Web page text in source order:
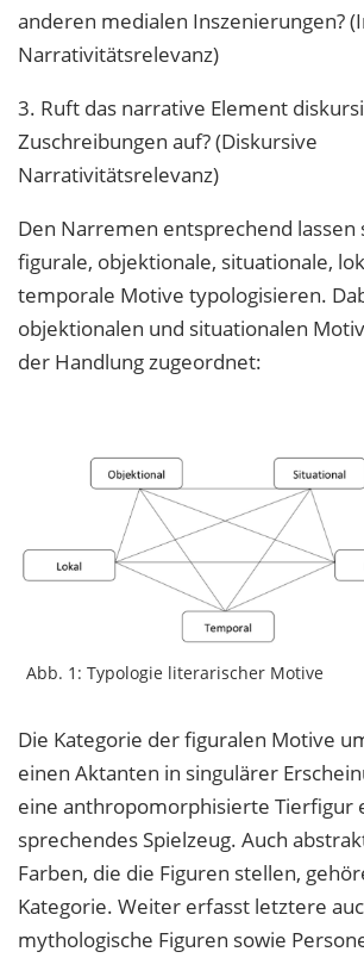
anderen medialen Inszenierungen?
Narrativitätsrelevanz)
3. Ruft das narrative Element
Zuschreibungen auf? (Diskursive
Narrativitätsrelevanz)
Den Narremen entsprechend lassen
figurale, objektionale, situationale,
temporale Motive typologisieren.
objektionalen und situationalen
der Handlung zugeordnet:
Abb. 1: Typologie literarischer Motive
Die Kategorie der figuralen Motive
einen Aktanten in singulärer
eine anthropomorphisierte Tierfigur
sprechendes Spielzeug. Auch
Farben, die die Figuren stellen,
Kategorie. Weiter erfasst letztere
mythologische Figuren sowie